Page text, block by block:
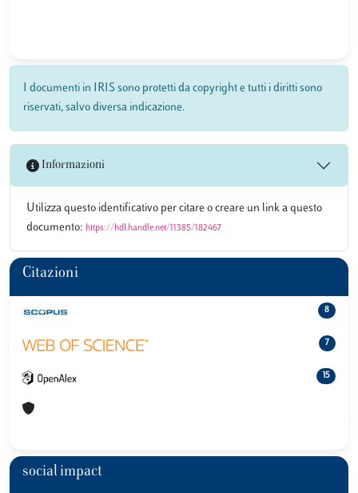
I documenti in IRIS sono protetti da copyright e tutti i diritti sono
riservati, salvo diversa indicazione.
Informazioni
Utilizza questo identificativo per citare o creare un link a questo
documento: https://hdl.handle.net/11385/182467
Citazioni
8
7
15
social impact